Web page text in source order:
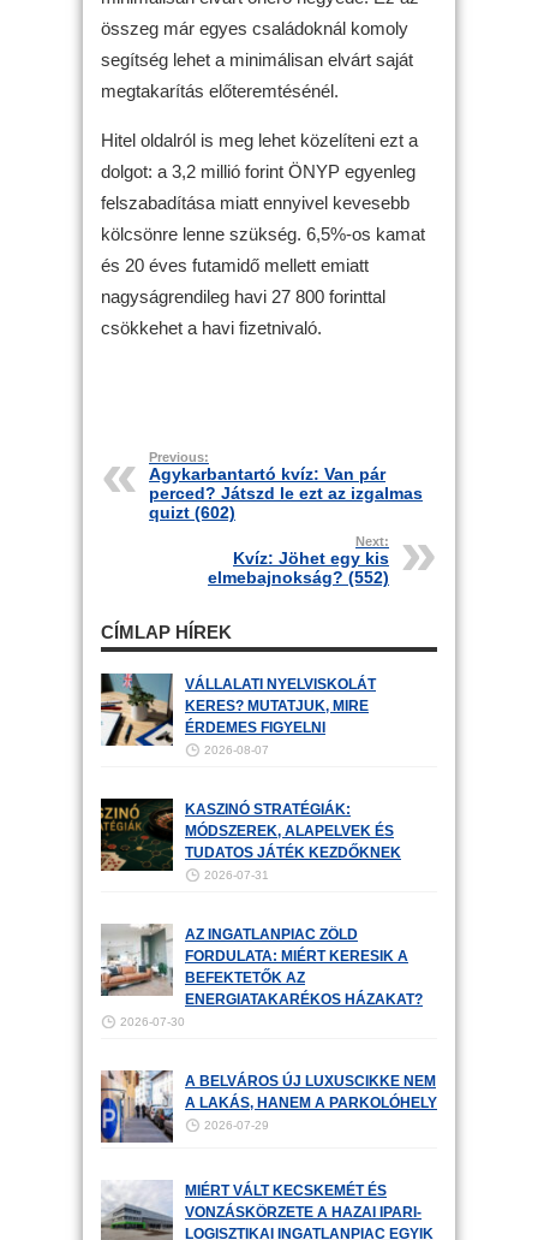
összeg már egyes családoknál komoly
segítség lehet a minimálisan elvárt saját
megtakarítás előteremtésénél.
Hitel oldalról is meg lehet közelíteni ezt a
dolgot: a 3,2 millió forint ÖNYP egyenleg
felszabadítása miatt ennyivel kevesebb
kölcsönre lenne szükség. 6,5%-os kamat
és 20 éves futamidő mellett emiatt
nagyságrendileg havi 27 800 forinttal
csökkehet a havi fizetnivaló.
Previous:
Agykarbantartó kvíz: Van pár
perced? Játszd le ezt az izgalmas
quizt (602)
Next:
Kvíz: Jöhet egy kis
elmebajnokság? (552)
CÍMLAP HÍREK
VÁLLALATI NYELVISKOLÁT
KERES? MUTATJUK, MIRE
ÉRDEMES FIGYELNI
2026-08-07
KASZINÓ STRATÉGIÁK:
MÓDSZEREK, ALAPELVEK ÉS
TUDATOS JÁTÉK KEZDŐKNEK
2026-07-31
AZ INGATLANPIAC ZÖLD
FORDULATA: MIÉRT KERESIK A
BEFEKTETŐK AZ
ENERGIATAKARÉKOS HÁZAKAT?
2026-07-30
A BELVÁROS ÚJ LUXUSCIKKE NEM
A LAKÁS, HANEM A PARKOLÓHELY
2026-07-29
MIÉRT VÁLT KECSKEMÉT ÉS
VONZÁSKÖRZETE A HAZAI IPARI-
LOGISZTIKAI INGATLANPIAC EGYIK